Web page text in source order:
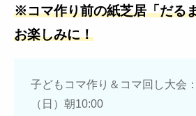
※コマ作り前の紙芝居「だる
お楽しみに！
子どもコマ作り＆コマ回し大会
（日）朝10:00